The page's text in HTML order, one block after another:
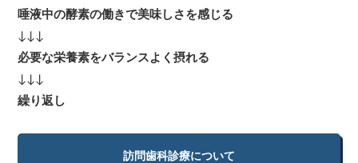
唾液中の酵素の働きで美味しさを感じる
↓↓↓
必要な栄養素をバランスよく摂れる
↓↓↓
繰り返し
訪問歯科診療について